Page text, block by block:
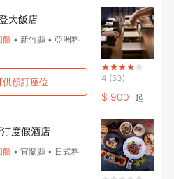
大飯店
饋 • 新竹縣 •亞洲料
預訂座位 4 (53)
$ 900 起
度假酒店
饋 •宜蘭縣 • 日式料